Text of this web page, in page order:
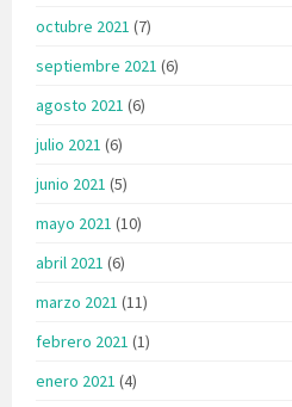
octubre 2021 (7)
septiembre 2021 (6)
agosto 2021 (6)
julio 2021 (6)
junio 2021 (5)
mayo 2021 (10)
abril 2021 (6)
marzo 2021 (11)
febrero 2021 (1)
enero 2021 (4)